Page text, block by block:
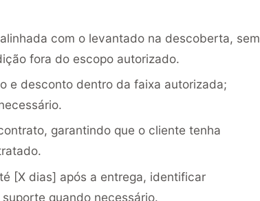
com o levantado na descoberta, sem
fora do escopo autorizado.
e desconto dentro da faixa autorizada;
garantindo que o cliente tenha
[X dias] após a entrega, identificar
quando necessário.